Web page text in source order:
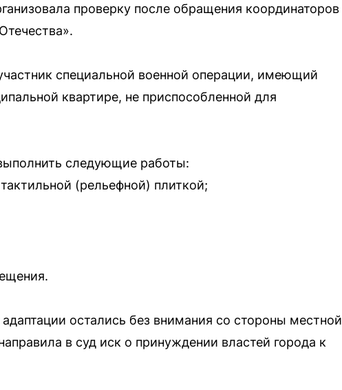
проверку после обращения координаторов
специальной военной операции, имеющий
квартире, не приспособленной для
следующие работы:
(рельефной) плиткой;
остались без внимания со стороны местной
в суд иск о принуждении властей города к